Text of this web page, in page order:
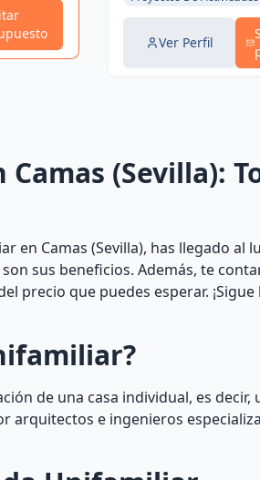
van desde proyectos
Ver Perfil
(Sevilla):
en Camas (Sevilla), has llegado al
sus beneficios. Además, te
precio que puedes esperar. ¡Sigue
de una casa individual, es decir,
arquitectos e ingenieros